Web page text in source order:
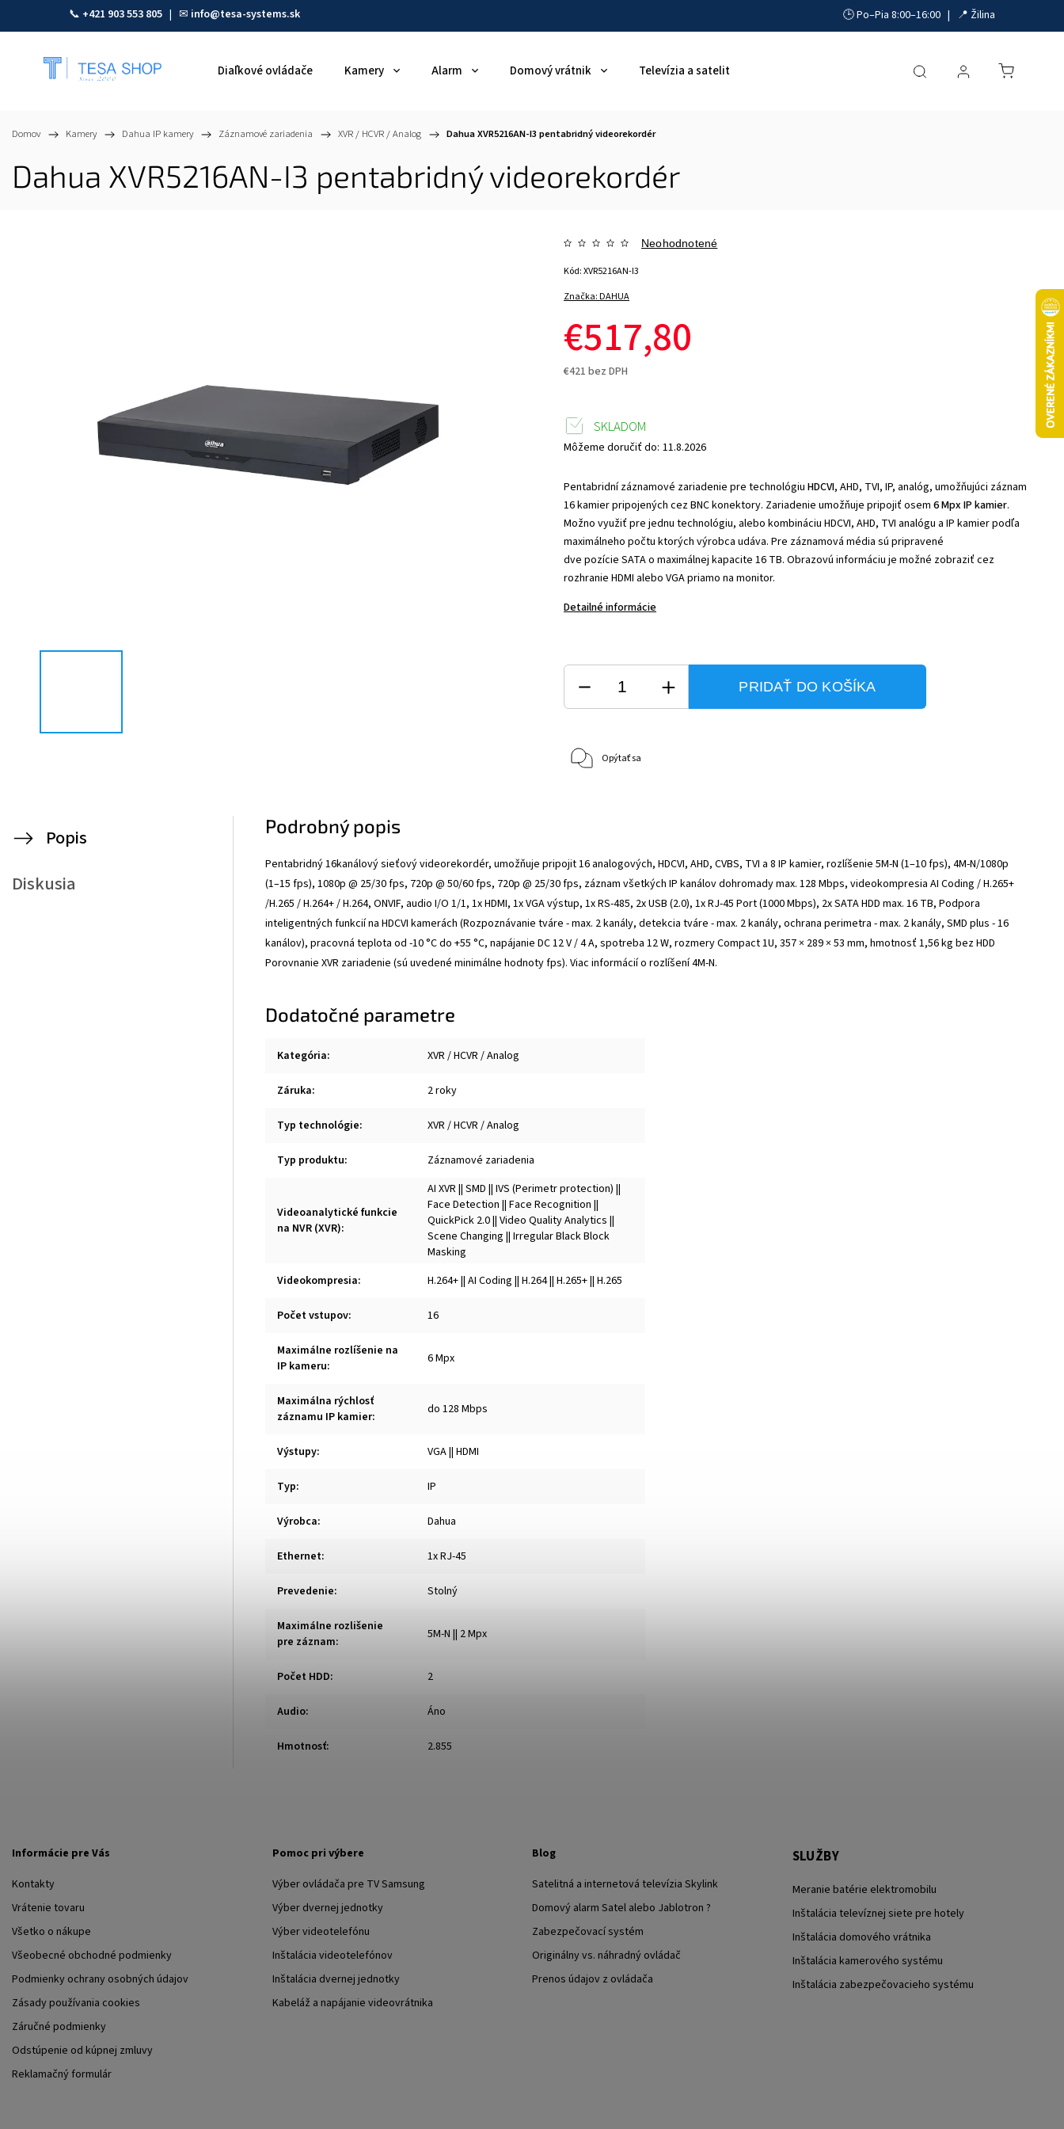
📞 +421 903 553 805 | ✉ info@tesa-systems.sk 🕒 Po–Pia 8:00–16:00 | 📍 Žilina
Diaľkové ovládače Kamery Alarm Domový vrátnik Televízia a satelit Akumulátory, UPS a zdroje Parkovacie systémy
Domov / Kamery / Dahua IP kamery / Záznamové zariadenia / XVR / HCVR / Analog / Dahua XVR5216AN-I3 pentabridný videorekordér
Dahua XVR5216AN-I3 pentabridný videorekordér
Značka:DAHUA
Neohodnotené
€517,80
€421 bez DPH
Kód:XVR5216AN-I3
Pentabridní záznamové zariadenie pre technológiuHDCVI, AHD, TVI, IP, analóg, umožňujúci záznam
16 kamier pripojených cez BNC konektory. Zariadenie umožňuje pripojiť osem6 Mpx IP kamier.
Možno využiť pre jednu technológiu, alebo kombináciu HDCVI, AHD, TVI analógu a IP kamier podľa
maximálneho počtu ktorých výrobca udáva. Pre záznamová média sú pripravené
dve pozície SATA o maximálnej kapacite 16 TB. Obrazovú informáciu je možné zobraziť cez
rozhranie HDMI alebo VGA priamo na monitor.
Detailné informácie
SKLADOM
Môžeme doručiť do: 11.8.2026
PRIDAŤ DO KOŠÍKA
Opýtať sa
Popis
Diskusia
Podrobný popis
Pentabridný 16kanálový sieťový videorekordér, umožňuje pripojit 16 analogových, HDCVI, AHD, CVBS, TVI a 8 IP kamier, rozlíšenie 5M-N (1–10 fps), 4M-N/1080p
(1–15 fps), 1080p @ 25/30 fps, 720p @ 50/60 fps, 720p @ 25/30 fps, záznam všetkých IP kanálov dohromady max. 128 Mbps, videokompresia AI Coding / H.265+
/H.265 / H.264+ / H.264, ONVIF, audio I/O 1/1, 1x HDMI, 1x VGA výstup, 1x RS-485, 2x USB (2.0), 1x RJ-45 Port (1000 Mbps), 2x SATA HDD max. 16 TB, Podpora
inteligentných funkcií na HDCVI kamerách (Rozpoznávanie tváre - max. 2 kanály, detekcia tváre - max. 2 kanály, ochrana perimetra - max. 2 kanály, SMD plus - 16
kanálov), pracovná teplota od -10 °C do +55 °C, napájanie DC 12 V / 4 A, spotreba 12 W, rozmery Compact 1U, 357 × 289 × 53 mm, hmotnosť 1,56 kg bez HDD
Porovnanie XVR zariadenie (sú uvedené minimálne hodnoty fps). Viac informácií o rozlíšení 4M-N.
Dodatočné parametre
Kategória: XVR / HCVR / Analog
Záruka: 2 roky
Typ technológie: XVR / HCVR / Analog
Typ produktu: Záznamové zariadenia
Videoanalytické funkcie
na NVR (XVR):
AI XVR || SMD || IVS (Perimetr protection) ||
Face Detection || Face Recognition ||
QuickPick 2.0 || Video Quality Analytics ||
Scene Changing || Irregular Black Block
Masking
Videokompresia: H.264+ || AI Coding || H.264 || H.265+ || H.265
Počet vstupov: 16
Maximálne rozlíšenie na
IP kameru: 6 Mpx
Maximálna rýchlosť
záznamu IP kamier: do 128 Mbps
Výstupy: VGA || HDMI
Typ: IP
Výrobca: Dahua
Ethernet: 1x RJ-45
Prevedenie: Stolný
Maximálne rozlišenie
pre záznam: 5M-N || 2 Mpx
Počet HDD: 2
Audio: Áno
Hmotnosť: 2.855
Informácie pre Vás
Kontakty
Vrátenie tovaru
Všetko o nákupe
Všeobecné obchodné podmienky
Podmienky ochrany osobných údajov
Zásady používania cookies
Záručné podmienky
Odstúpenie od kúpnej zmluvy
Reklamačný formulár
Pomoc pri výbere
Výber ovládača pre TV Samsung
Výber dvernej jednotky
Výber videotelefónu
Inštalácia videotelefónov
Inštalácia dvernej jednotky
Kabeláž a napájanie videovrátnika
Blog
Satelitná a internetová televízia Skylink
Domový alarm Satel alebo Jablotron ?
Zabezpečovací systém
Originálny vs. náhradný ovládač
Prenos údajov z ovládača
SLUŽBY
Meranie batérie elektromobilu
Inštalácia televíznej siete pre hotely
Inštalácia domového vrátnika
Inštalácia kamerového systému
Inštalácia zabezpečovacieho systému